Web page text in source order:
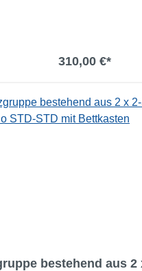
310,00 €*
In den Warenkorb
bestehend aus 2